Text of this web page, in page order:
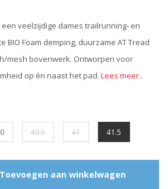
een veelzijdige dames trailrunning‑ en
BIO Foam demping, duurzame AT Tread
mesh bovenwerk. Ontworpen voor
op én naast het pad. Lees meer..
40.5 41 41.5
Toevoegen aan winkelwagen